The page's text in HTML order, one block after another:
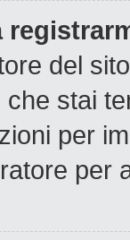
del
stai
per
per